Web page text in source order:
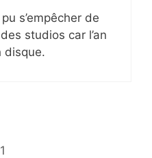
s’empêcher de
studios car l’an
disque.